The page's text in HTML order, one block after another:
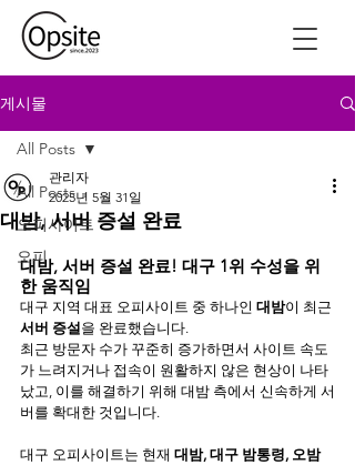
게시물
All Posts
오피사이트
오피
All Posts
대밤, 서버 증설 완료
관리자
2025년 5월 31일
대밤, 서버 증설 완료! 대구 1위 수성을 위
한 움직임
대구 지역 대표 오피사이트 중 하나인 대밤이 최근
서버 증설을 완료했습니다.
최근 방문자 수가 꾸준히 증가하면서 사이트 속도
가 느려지거나 접속이 원활하지 않은 현상이 나타
났고, 이를 해결하기 위해 대밤 측에서 신속하게 서
버를 확대한 것입니다.
대구 오피사이트는 현재 대밤, 대구 밤통령, 오밤